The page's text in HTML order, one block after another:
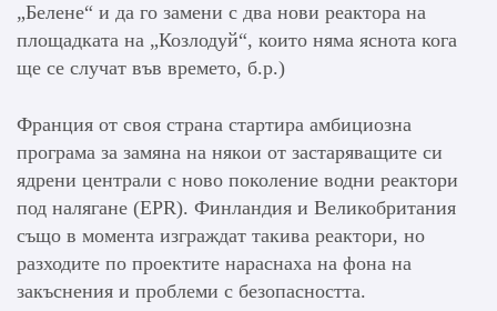
„Белене“ и да го замени с два нови реактора на
площадката на „Козлодуй“, които няма яснота кога
ще се случат във времето, б.р.)
Франция от своя страна стартира амбициозна
програма за замяна на някои от застаряващите си
ядрени централи с ново поколение водни реактори
под налягане (EPR). Финландия и Великобритания
също в момента изграждат такива реактори, но
разходите по проектите нараснаха на фона на
закъснения и проблеми с безопасността.